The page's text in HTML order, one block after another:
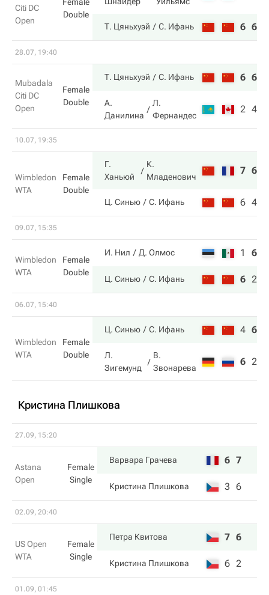
Citi DC
Open
Double
Т. Цяньхуэй С. Ифань 6 6
28.07, 19:40
Mubadala
Citi DC
Open
Female
Double
Т. Цяньхуэй С. Ифань 6 6
А.
Данилина
Л.
Фернандес
2 4
10.07, 19:35
Wimbledon
WTA
Female
Double
Г.
Ханьюй
К.
Младенович
7 6
Ц. Синью С. Ифань 6 4
09.07, 15:35
Wimbledon
WTA
Female
Double
И. Нил Д. Олмос 1 6
Ц. Синью С. Ифань 6 2
06.07, 15:40
Wimbledon
WTA
Female
Double
Ц. Синью С. Ифань 4 6
Л.
Зигемунд
В.
Звонарева
6 2
Кристина Плишкова
27.09, 15:20
Astana
Open
Female
Single
Варвара Грачева 6 7
Кристина Плишкова 3 6
02.09, 20:40
US Open
WTA
Female
Single
Петра Квитова 7 6
Кристина Плишкова 6 2
01.09, 01:45